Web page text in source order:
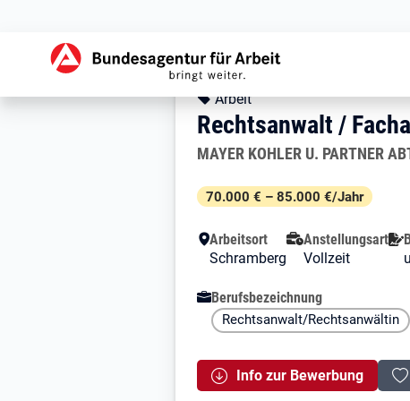
Stellendetails zu:
Rechtsanwalt /
Rechtsanwalt /
Kopfbereich
Angebotsart:
Arbeit
Rechtsanwalt /
Arbeitgeber:
MAYER KOHLER U. PARTNER
Besondere Merkmale
70.000 € – 85.000 €/Jahr
Arbeitsort
Schramberg
Anstellungsart
Vollzeit
Berufsbezeichnung
Rechtsanwalt/Rechtsanwältin
Info zur Bewerbung